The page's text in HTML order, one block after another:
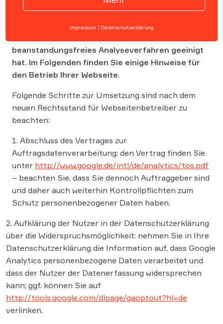
Wir haben bereits darüber berichtet, dass Google
beanstandungsfreies Analyseverfahren geeinigt
hat. Im Folgenden finden Sie einige Hinweise für
den Betrieb Ihrer Webseite.
Folgende Schritte zur Umsetzung sind nach dem
neuen Rechtsstand für Webseitenbetreiber zu
beachten:
1. Abschluss des Vertrages zur
Auftragsdatenverarbeitung: den Vertrag finden Sie
unter http://www.google.de/intl/de/analytics/tos.pdf
– beachten Sie, dass Sie dennoch Auftraggeber sind
und daher auch weiterhin Kontrollpflichten zum
Schutz personenbezogener Daten haben.
2. Aufklärung der Nutzer in der Datenschutzerklärung
über die Widerspruchsmöglichkeit: nehmen Sie in Ihre
Datenschutzerklärung die Information auf, dass Google
Analytics personenbezogene Daten verarbeitet und
dass der Nutzer der Datenerfassung widersprechen
kann; ggf. können Sie auf
http://tools.google.com/dlpage/gaoptout?hl=de
verlinken.
Impressum Datenschutzerklärung